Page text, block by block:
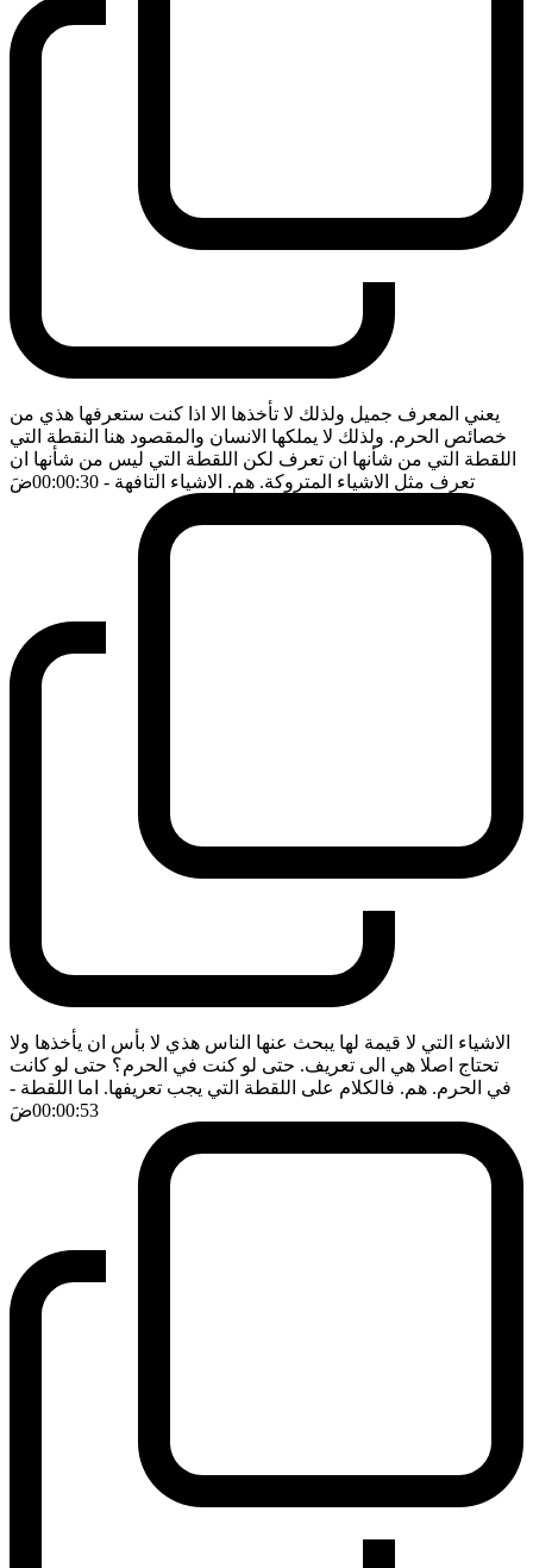
يعني المعرف جميل ولذلك لا تأخذها الا اذا كنت ستعرفها هذي من
خصائص الحرم. ولذلك لا يملكها الانسان والمقصود هنا النقطة التي
اللقطة التي من شأنها ان تعرف لكن اللقطة التي ليس من شأنها ان
تعرف مثل الاشياء المتروكة. هم. الاشياء التافهة - 00:00:30 ضَ
الاشياء التي لا قيمة لها يبحث عنها الناس هذي لا بأس ان يأخذها ولا
تحتاج اصلا هي الى تعريف. حتى لو كنت في الحرم؟ حتى لو كانت
في الحرم. هم. فالكلام على اللقطة التي يجب تعريفها. اما اللقطة -
00:00:53ضَ